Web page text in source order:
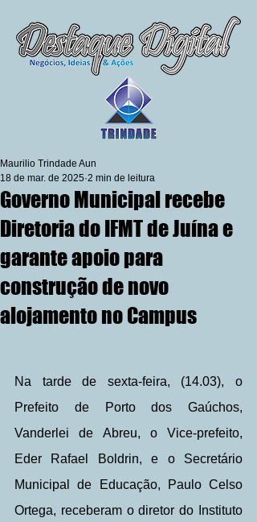
Governo Municipal recebe
Diretoria do IFMT de Juína e
garante apoio para
construção de novo
alojamento no Campus
Maurilio Trindade Aun
18 de mar. de 2025 2 min de leitura
Na tarde de sexta-feira, (14.03), o
Prefeito de Porto dos Gaúchos,
Vanderlei de Abreu, o Vice-prefeito,
Eder Rafael Boldrin, e o Secretário
Municipal de Educação, Paulo Celso
Ortega, receberam o diretor do Instituto